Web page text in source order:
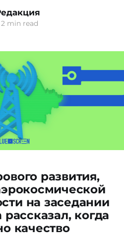
2 min read
развития,
на заседании
рассказал, когда
качество